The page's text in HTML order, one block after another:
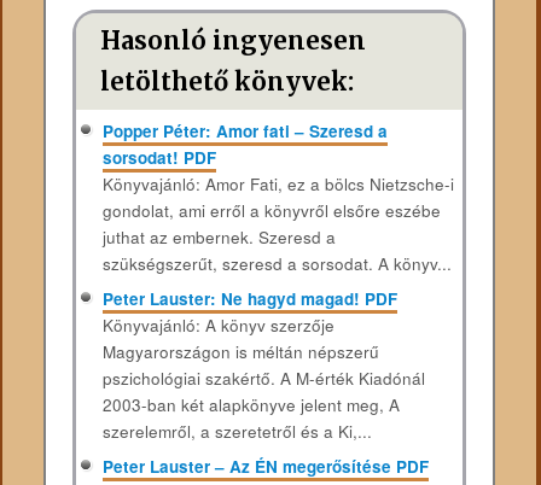
Hasonló ingyenesen
letölthető könyvek:
Popper Péter: Amor fati – Szeresd a
sorsodat! PDF
Könyvajánló: Amor ​​Fati, ez a bölcs Nietzsche-i
gondolat, ami erről a könyvről elsőre eszébe
juthat az embernek. Szeresd a
szükségszerűt, szeresd a sorsodat. A könyv...
Peter Lauster: Ne hagyd magad! PDF
Könyvajánló: A könyv szerzője
Magyarországon is méltán népszerű
pszichológiai szakértő. A M-érték Kiadónál
2003-ban két alapkönyve jelent meg, A
szerelemről, a szeretetről és a Ki,...
Peter Lauster – Az ÉN megerősítése PDF